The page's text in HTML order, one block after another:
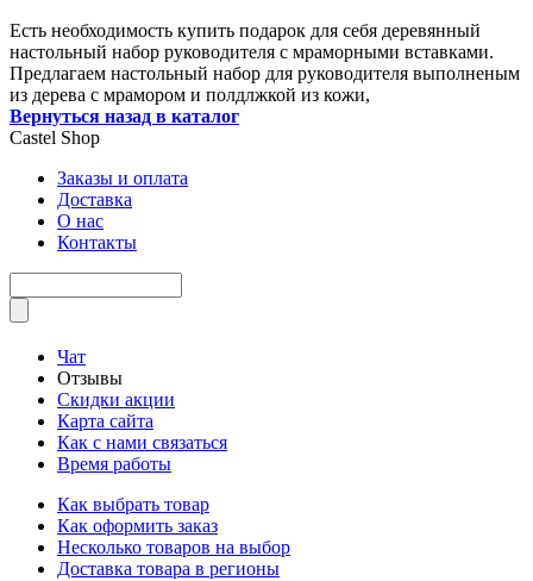
Есть необходимость купить подарок для себя деревянный
настольный набор руководителя с мраморными вставками.
Предлагаем настольный набор для руководителя выполненым
из дерева с мрамором и полдлжкой из кожи,
Вернуться назад в каталог
Castel Shop
Заказы и оплата
Доставка
О нас
Контакты
Чат
Отзывы
Скидки акции
Карта сайта
Как с нами связаться
Время работы
Как выбрать товар
Как оформить заказ
Несколько товаров на выбор
Доставка товара в регионы